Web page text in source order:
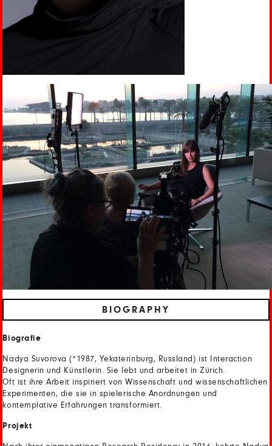
BIOGRAPHY
Biografie
Nadya Suvorova (*1987, Yekaterinburg, Russland) ist Interaction
Designerin und Künstlerin. Sie lebt und arbeitet in Zürich.
Oft ist ihre Arbeit inspiriert von Wissenschaft und wissenschaftlichen
Experimenten, die sie in spielerische Anordnungen und
kontemplative Erfahrungen transformiert.
Projekt